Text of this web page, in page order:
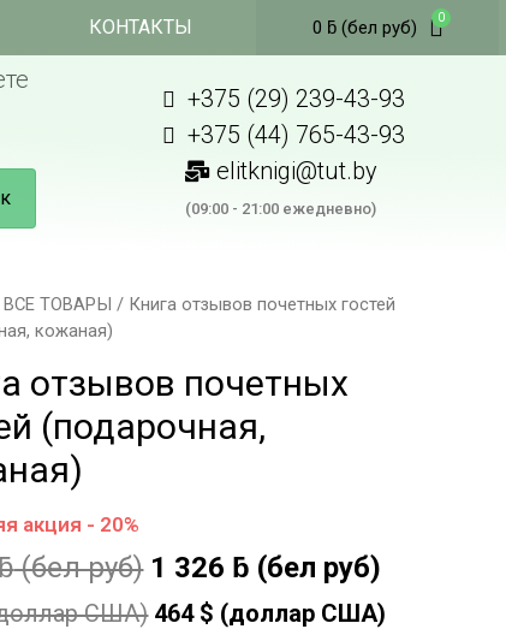
КОНТАКТЫ 0 ƃ(бел руб)
+375 (29) 239-43-93
+375 (44) 765-43-93
elitknigi@tut.by
(09:00 - 21:00 ежедневно)
ВСЕ ТОВАРЫ / Книга отзывов почетных гостей
кожаная)
отзывов почетных
(подарочная,
акция - 20%
(бел руб) 1 326 ƃ (бел руб)
США) 464 $ (доллар США)